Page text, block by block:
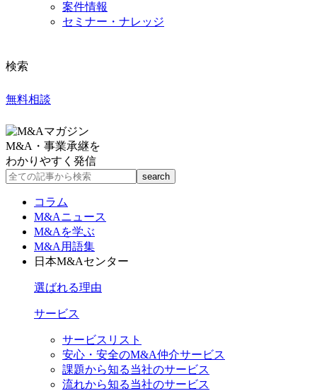
案件情報
セミナー・ナレッジ
検索
無料相談
M&A・事業承継を
わかりやすく発信
コラム
M&Aニュース
M&Aを学ぶ
M&A用語集
日本M&Aセンター
選ばれる理由
サービス
サービスリスト
安心・安全のM&A仲介サービス
課題から知る当社のサービス
流れから知る当社のサービス